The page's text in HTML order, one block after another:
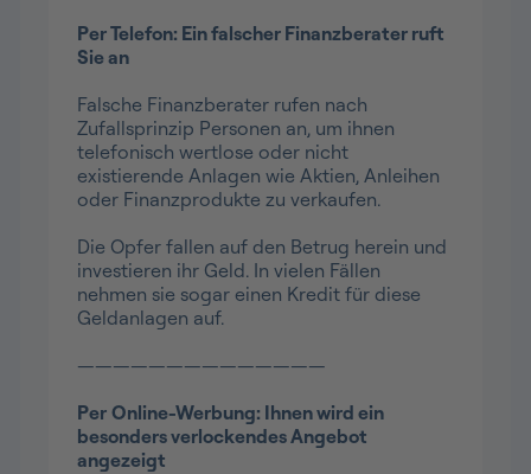
Per Telefon: Ein falscher Finanzberater ruft
Sie an
Falsche Finanzberater rufen nach
Zufallsprinzip Personen an, um ihnen
telefonisch wertlose oder nicht
existierende Anlagen wie Aktien, Anleihen
oder Finanzprodukte zu verkaufen.
Die Opfer fallen auf den Betrug herein und
investieren ihr Geld. In vielen Fällen
nehmen sie sogar einen Kredit für diese
Geldanlagen auf.
——————————————
Per Online-Werbung: Ihnen wird ein
besonders verlockendes Angebot
angezeigt